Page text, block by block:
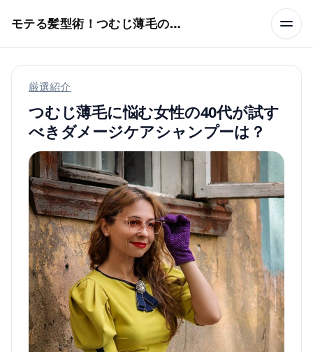
モテる髪型術！つむじ薄毛の隠し方
厳選紹介
つむじ薄毛に悩む女性の40代が試す
べきダメージケアシャンプーは？